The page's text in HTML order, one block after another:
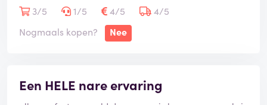
farçe. Ik hou het voor bekeken, echt.
3/5
1/5 4/5
4/5
Nogmaals kopen?
Nee
Een HELE nare ervaring